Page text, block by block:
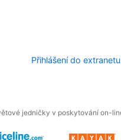
Přihlášení do extranetu
jedničky v poskytování on-